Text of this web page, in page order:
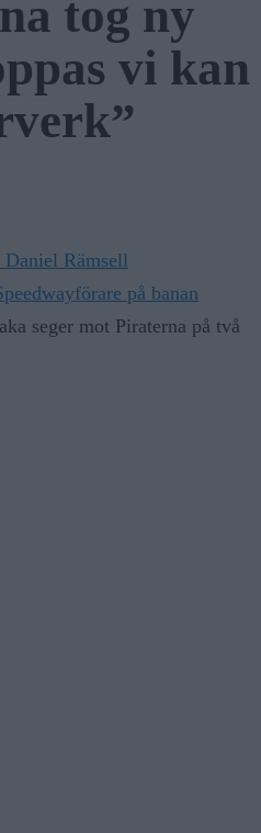
tog ny
vi kan
Daniel Rämsell
seger mot Piraterna på två